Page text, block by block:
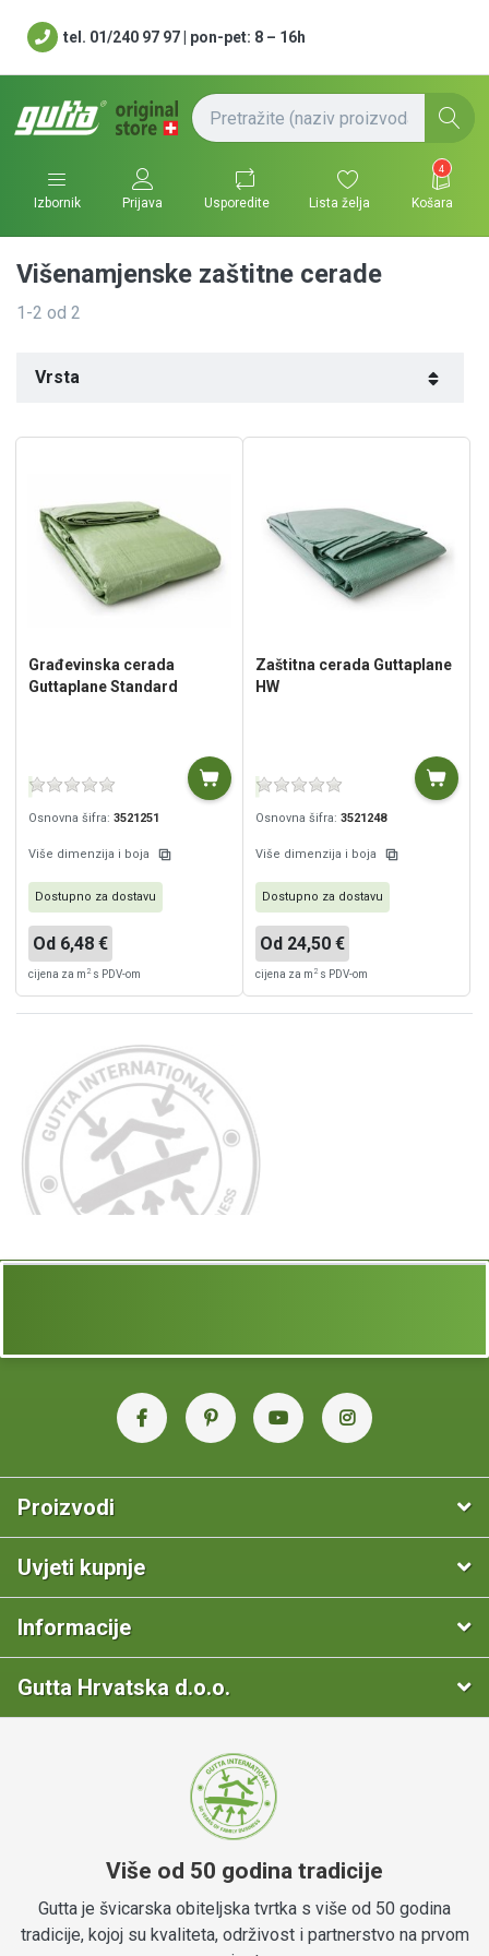
tel. 01/240 97 97 | pon-pet: 8 – 16h
Izbornik Prijava Usporedite Lista želja
4
Košara
Višenamjenske zaštitne cerade
1-2 od 2
Vrsta
Građevinska cerada
Guttaplane Standard
Osnovna šifra: 3521251
Više dimenzija i boja
Dostupno za dostavu
Od 6,48 €
cijena za m 2 s PDV-om
Zaštitna cerada Guttaplane
HW
Osnovna šifra: 3521248
Više dimenzija i boja
Dostupno za dostavu
Od 24,50 €
cijena za m 2 s PDV-om
Proizvodi
Uvjeti kupnje
Informacije
Gutta Hrvatska d.o.o.
Više od 50 godina tradicije
Gutta je švicarska obiteljska tvrtka s više od 50 godina
tradicije, kojoj su kvaliteta, održivost i partnerstvo na prvom